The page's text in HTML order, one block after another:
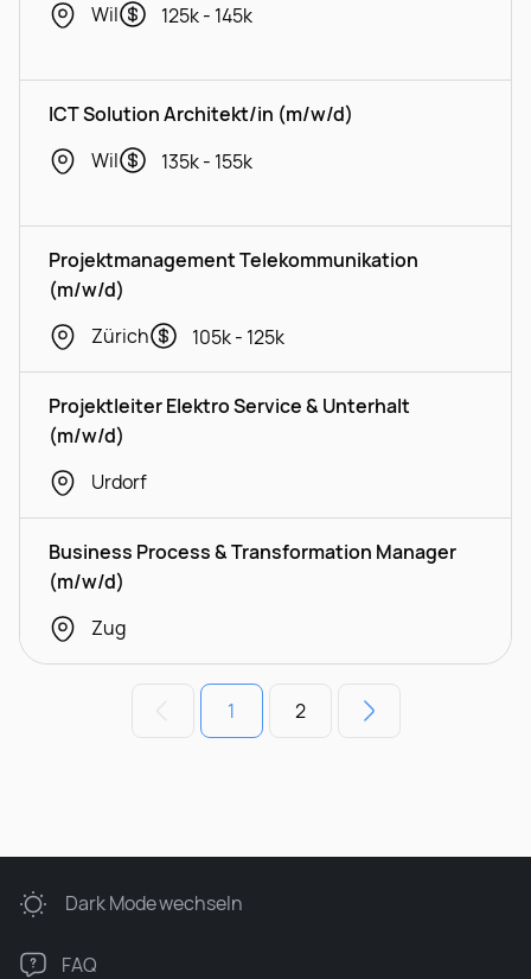
Wil
125k - 145k
ICT Solution Architekt/in (m/w/d)
Wil
135k - 155k
Projektmanagement Telekommunikation
(m/w/d)
Zürich
105k - 125k
Projektleiter Elektro Service & Unterhalt
(m/w/d)
Urdorf
Business Process & Transformation Manager
(m/w/d)
Zug
1 2
Dark Modewechseln
FAQ